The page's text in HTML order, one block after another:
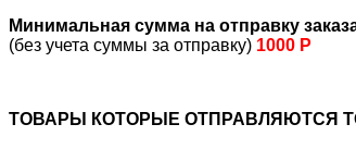
Минимальная сумма на отправку
(без учета суммы за отправку) 1000 Р
ТОВАРЫ КОТОРЫЕ ОТПРАВЛЯЮТСЯ